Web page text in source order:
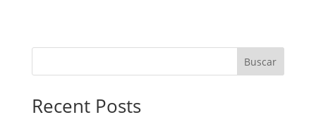
b
o
t
r
e
I
s
p
l
t
Buscar
Recent Posts